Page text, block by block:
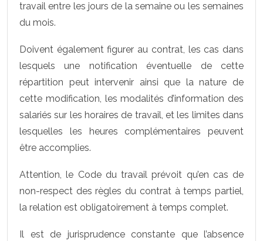
travail entre les jours de la semaine ou les semaines
du mois.
Doivent également figurer au contrat, les cas dans
lesquels une notification éventuelle de cette
répartition peut intervenir ainsi que la nature de
cette modification, les modalités d’information des
salariés sur les horaires de travail, et les limites dans
lesquelles les heures complémentaires peuvent
être accomplies.
Attention, le Code du travail prévoit qu’en cas de
non-respect des règles du contrat à temps partiel,
la relation est obligatoirement à temps complet.
Il est de jurisprudence constante que l’absence